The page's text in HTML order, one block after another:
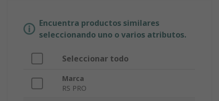
Encuentra productos similares
seleccionando uno o varios atributos.
Seleccionar todo
Marca
RS PRO